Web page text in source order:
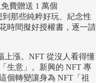
費贈送 1 萬個
到那些純粹好玩、紀念性
時間擬好授權書，逐一請
上漲。NFT 從沒人看得懂
生意」。新興的 NFT 專
個轉變讓身為 NFT「祖